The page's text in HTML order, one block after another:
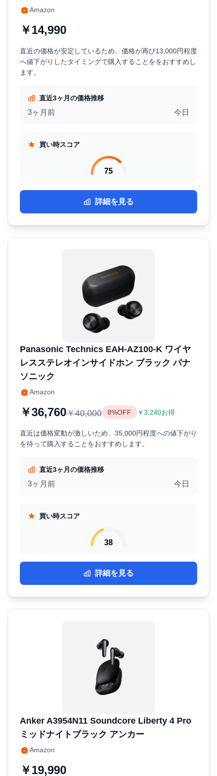
Amazon
￥14,990
直近の価格が安定しているため、価格が再び13,000円程度
へ値下がりしたタイミングで購入することををおすすめし
ます。
直近3ヶ月の価格推移
3ヶ月前 今日
買い時スコア
75
詳細を見る
Panasonic Technics EAH-AZ100-K ワイヤ
レスステレオインサイドホン ブラック パナ
ソニック
Amazon
￥36,760￥40,000 8%OFF ￥3,240お得
直近は価格変動が激しいため、35,000円程度への値下がり
を待って購入することをおすすめします。
直近3ヶ月の価格推移
3ヶ月前 今日
買い時スコア
38
詳細を見る
Anker ‎A3954N11 Soundcore Liberty 4 Pro
ミッドナイトブラック アンカー
Amazon
￥19,990